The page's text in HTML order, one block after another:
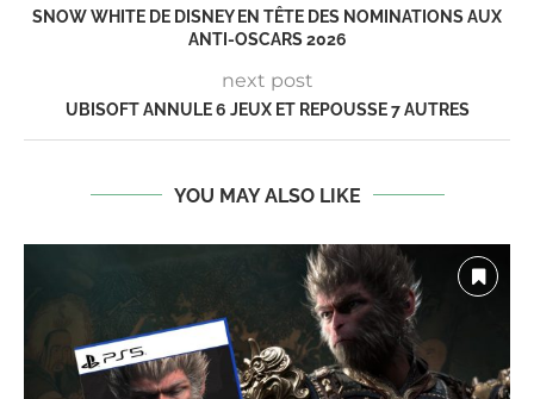
SNOW WHITE DE DISNEY EN TÊTE DES NOMINATIONS AUX
ANTI-OSCARS 2026
next post
UBISOFT ANNULE 6 JEUX ET REPOUSSE 7 AUTRES
YOU MAY ALSO LIKE